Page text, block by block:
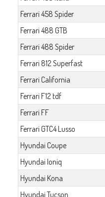
Ferrari 458 Spider
Ferrari 488 GTB
Ferrari 488 Spider
Ferrari 812 Superfast
Ferrari California
Ferrari F12 tdf
Ferrari FF
Ferrari GTC4 Lusso
Hyundai Coupe
Hyundai Ioniq
Hyundai Kona
Hyundai Tucson